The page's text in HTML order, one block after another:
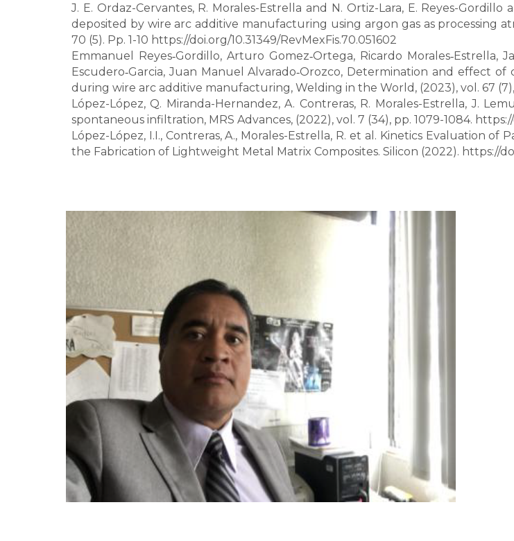
J. E. Ordaz-Cervantes, R. Morales-Estrella and N. Ortiz-Lara, E. Reyes-
deposited by wire arc additive manufacturing using argon gas as processing
70 (5). Pp. 1-10 https://doi.org/10.31349/RevMexFis.70.051602
Emmanuel Reyes‑Gordillo, Arturo Gomez‑Ortega, Ricardo Morales‑Estrella,
Escudero‑Garcia, Juan Manuel Alvarado‑Orozco, Determination and effect of
during wire arc additive manufacturing, Welding in the World, (2023), vol. 67 (7),
López-López, Q. Miranda-Hernandez, A. Contreras, R. Morales-Estrella, J.
spontaneous infiltration, MRS Advances, (2022), vol. 7 (34), pp. 1079-1084.
López-López, I.I., Contreras, A., Morales-Estrella, R. et al. Kinetics Evaluation
the Fabrication of Lightweight Metal Matrix Composites. Silicon (2022). https://